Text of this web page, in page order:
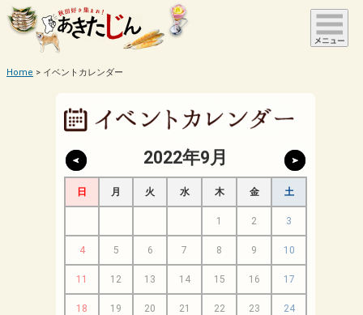
Home イベントカレンダー
2022年9月
日 月 火 水 木 金 土
1 2 3
4 5 6 7 8 9 10
11 12 13 14 15 16 17
18 19 20 21 22 23 24